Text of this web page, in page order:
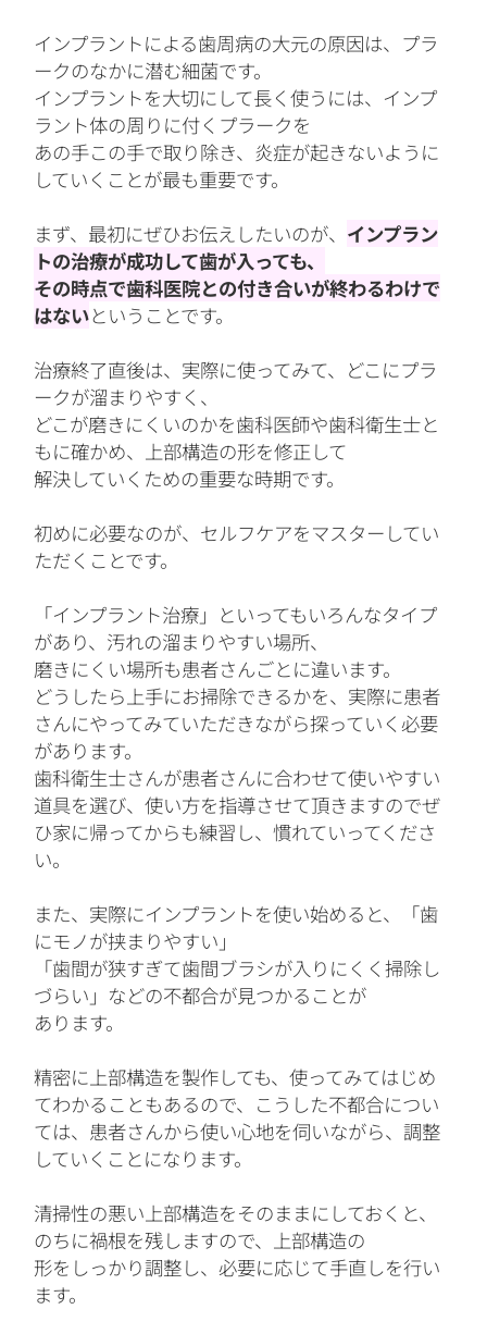
インプラントによる歯周病の大元の原因は、プラ
ークのなかに潜む細菌です。
インプラントを大切にして長く使うには、インプ
ラント体の周りに付くプラークを
あの手この手で取り除き、炎症が起きないように
していくことが最も重要です。
まず、最初にぜひお伝えしたいのが、 インプラン
トの治療が成功して歯が入っても、
その時点で歯科医院との付き合いが終わるわけで
はないということです。
治療終了直後は、実際に使ってみて、どこにプラ
ークが溜まりやすく、
どこが磨きにくいのかを歯科医師や歯科衛生士と
もに確かめ、上部構造の形を修正して
解決していくための重要な時期です。
初めに必要なのが、セルフケアをマスターしてい
ただくことです。
「インプラント治療」といってもいろんなタイプ
があり、汚れの溜まりやすい場所、
磨きにくい場所も患者さんごとに違います。
どうしたら上手にお掃除できるかを、実際に患者
さんにやってみていただきながら探っていく必要
があります。
歯科衛生士さんが患者さんに合わせて使いやすい
道具を選び、使い方を指導させて頂きますのでぜ
ひ家に帰ってからも練習し、慣れていってくださ
い。
また、実際にインプラントを使い始めると、「歯
にモノが挟まりやすい」
「歯間が狭すぎて歯間ブラシが入りにくく掃除し
づらい」などの不都合が見つかることが
あります。
精密に上部構造を製作しても、使ってみてはじめ
てわかることもあるので、こうした不都合につい
ては、患者さんから使い心地を伺いながら、調整
していくことになります。
清掃性の悪い上部構造をそのままにしておくと、
のちに禍根を残しますので、上部構造の
形をしっかり調整し、必要に応じて手直しを行い
ます。